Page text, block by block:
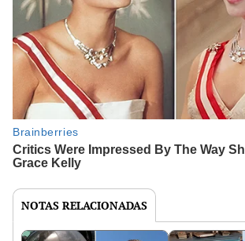
NOTAS RELACIONADAS